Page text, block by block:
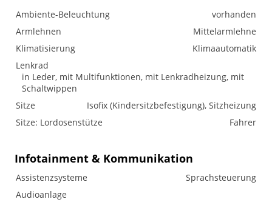
Ambiente-Beleuchtung
vorhanden
Armlehnen
Mittelarmlehne
Klimatisierung
Klimaautomatik
Lenkrad
in Leder, mit Multifunktionen, mit Lenkradheizung, mit
Schaltwippen
Sitze
Isofix (Kindersitzbefestigung), Sitzheizung
Sitze: Lordosenstütze
Fahrer
Infotainment & Kommunikation
Assistenzsysteme
Sprachsteuerung
Audioanlage